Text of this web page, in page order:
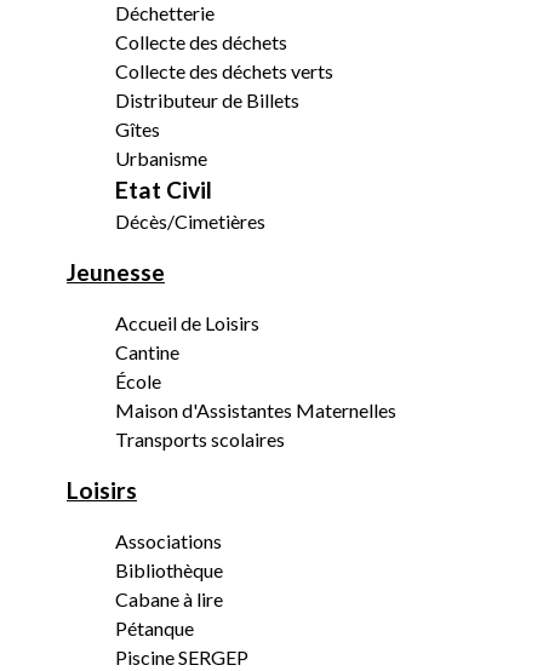
Déchetterie
Collecte des déchets
Collecte des déchets verts
Distributeur de Billets
Gîtes
Urbanisme
Etat Civil
Décès/Cimetières
Jeunesse
Accueil de Loisirs
Cantine
École
Maison d'Assistantes Maternelles
Transports scolaires
Loisirs
Associations
Bibliothèque
Cabane à lire
Pétanque
Piscine SERGEP